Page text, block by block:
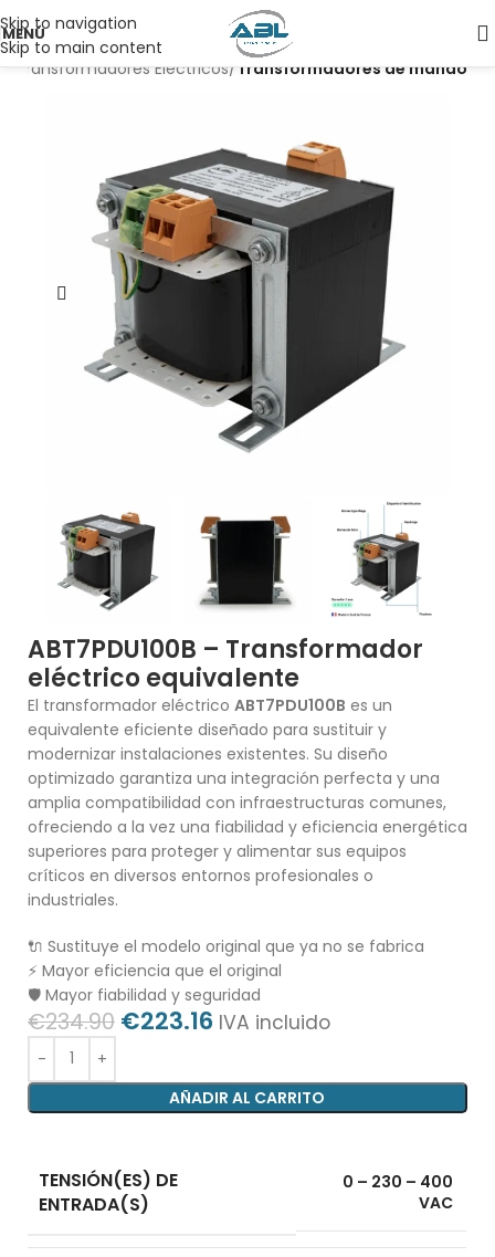
Skip to navigation
Skip to main content
MENÚ
Transformadores Eléctricos Transformadores de mando
ABT7PDU100B – Transformador
eléctrico equivalente
El transformador eléctrico ABT7PDU100B es un
equivalente eficiente diseñado para sustituir y
modernizar instalaciones existentes. Su diseño
optimizado garantiza una integración perfecta y una
amplia compatibilidad con infraestructuras comunes,
ofreciendo a la vez una fiabilidad y eficiencia energética
superiores para proteger y alimentar sus equipos
críticos en diversos entornos profesionales o
industriales.
🔌 Sustituye el modelo original que ya no se fabrica
⚡ Mayor eficiencia que el original
🛡️ Mayor fiabilidad y seguridad
€234.90 €223.16 IVA incluido
AÑADIR AL CARRITO
TENSIÓN(ES) DE
ENTRADA(S)
0 – 230 – 400
VAC